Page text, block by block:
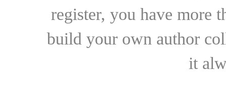
register, you have more
build your own author
it